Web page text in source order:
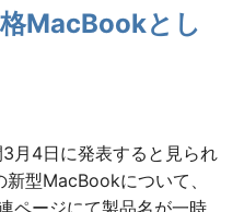
MacBookとし
月4日に発表すると見られ
型MacBookについて、